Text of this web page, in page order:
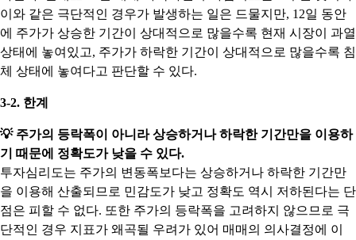
이와 같은 극단적인 경우가 발생하는 일은 드물지만, 12일 동안
에 주가가 상승한 기간이 상대적으로 많을수록 현재 시장이 과열
상태에 놓여있고, 주가가 하락한 기간이 상대적으로 많을수록 침
체 상태에 놓여다고 판단할 수 있다.
3-2. 한계
💡 주가의 등락폭이 아니라 상승하거나 하락한 기간만을 이용하
기 때문에 정확도가 낮을 수 있다.
투자심리도는 주가의 변동폭보다는 상승하거나 하락한 기간만
을 이용해 산출되므로 민감도가 낮고 정확도 역시 저하된다는 단
점은 피할 수 없다. 또한 주가의 등락폭을 고려하지 않으므로 극
단적인 경우 지표가 왜곡될 우려가 있어 매매의 의사결정에 이